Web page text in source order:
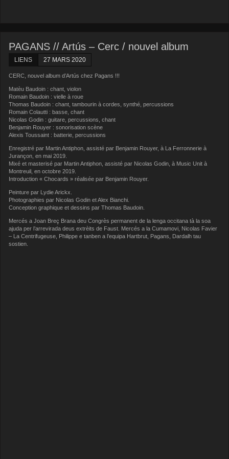
PAGANS // Artús – Cerc / nouvel album
LIENS 27 MARS 2020
CERC, nouvel album d’Artús chez Pagans !!!
Matèu Baudoin : chant, violon
Romain Baudoin : vielle à roue
Thomas Baudoin : chant, tambourin à cordes, synthé, percussions
Romain Colautti : basse, chant
Nicolas Godin : guitare, percussions, chant
Benjamin Rouyer : sonorisation scène
Alexis Toussaint : batterie, percussions
Enregistré par Martin Antiphon, assisté par Benjamin Rouyer, à La Ferronnerie à
Jurançon, en mai 2019.
Mixé et masterisé par Martin Antiphon, assisté par Nicolas Godin, à Music Unit à
Montreuil, en octobre 2019.
Introduction « Chocards » réalisée par Benjamin Rouyer.
Peinture par Lydie Arickx.
Photographies par Nicolas Godin et Alex Bianchi.
Conception graphique et dessins par Thomas Baudoin.
Mercés a Joan Breç Brana deu Congrès permanent de la lenga occitana tà la soa
ajuda per l’arrevirada deus extrèits de Faust. Mercés a la Cumamovi, Nicolas Favier
– La Centrifugeuse, Philippe e tanben a l’equipa Hartbrut, Pagans, Dardalh tau
sostien.